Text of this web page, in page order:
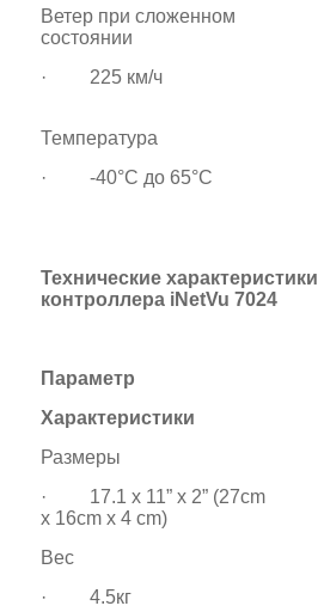
Ветер при сложенном
состоянии
· 225 км/ч
Температура
· -40°C дo 65°C
Технические характеристики
контроллера iNetVu 7024
Параметр
Характеристики
Размеры
· 17.1 x 11” x 2” (27cm
x 16cm x 4 cm)
Вес
· 4.5кг